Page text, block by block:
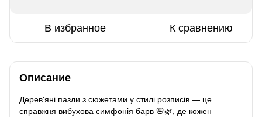
В избранное К сравнению
Описание
Дерев'яні пазли з сюжетами у стилі розписів — це
справжня вибухова симфонія барв 🌸🌿, де кожен